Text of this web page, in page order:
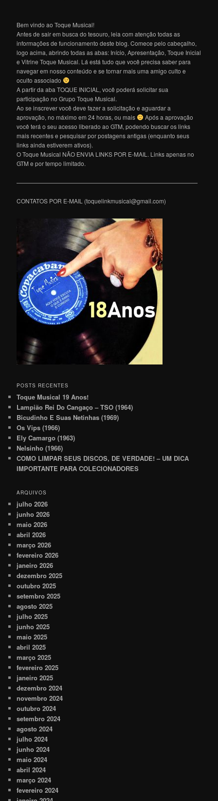
Bem vindo ao Toque Musical!
Antes de sair em busca do tesouro, leia com atenção todas as
informações de funcionamento deste blog. Comece pelo cabeçalho,
logo acima, abrindo todas as abas: Início, Apresentação, Toque Inicial
e Vitrine Toque Musical. Lá está tudo que você precisa saber para
navegar em nosso conteúdo e se tornar mais uma amigo culto e
oculto associado
A partir da aba TOQUE INICIAL, você poderá solicitar sua
participação no Grupo Toque Musical.
Ao se inscrever você deve fazer a solicitação e aguardar a
aprovação, no máximo em 24 horas, ou mais
Após a aprovação
você terá o seu acesso liberado ao GTM, podendo buscar os links
mais recentes e pesquisar por postagens antigas (enquanto seus
links ainda estiverem ativos).
O Toque Musical NÃO ENVIA LINKS POR E-MAIL. Links apenas no
GTM e por tempo limitado.
———————————————————————————————
CONTATOS POR E-MAIL (toquelinkmusical@gmail.com)
POSTS RECENTES
Toque Musical 19 Anos!
Lampião Rei Do Cangaço – TSO (1964)
Bicudinho E Suas Netinhas (1969)
Os Vips (1966)
Ely Camargo (1963)
Nelsinho (1966)
COMO LIMPAR SEUS DISCOS, DE VERDADE! – UM DICA
IMPORTANTE PARA COLECIONADORES
ARQUIVOS
julho 2026
junho 2026
maio 2026
abril 2026
março 2026
fevereiro 2026
janeiro 2026
dezembro 2025
outubro 2025
setembro 2025
agosto 2025
julho 2025
junho 2025
maio 2025
abril 2025
março 2025
fevereiro 2025
janeiro 2025
dezembro 2024
novembro 2024
outubro 2024
setembro 2024
agosto 2024
julho 2024
junho 2024
maio 2024
abril 2024
março 2024
fevereiro 2024